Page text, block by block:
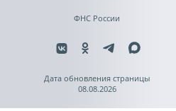
ФНС России
Дата обновления страницы
08.08.2026